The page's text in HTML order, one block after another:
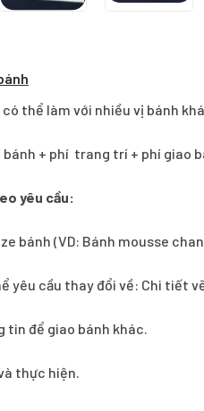
có thể làm với nhiều vị bánh
bánh + phí trang trí + phí giao
yêu cầu:
bánh (VD: Bánh mousse
yêu cầu thay đổi về: Chi tiết
tin để giao bánh khác.
thực hiện.